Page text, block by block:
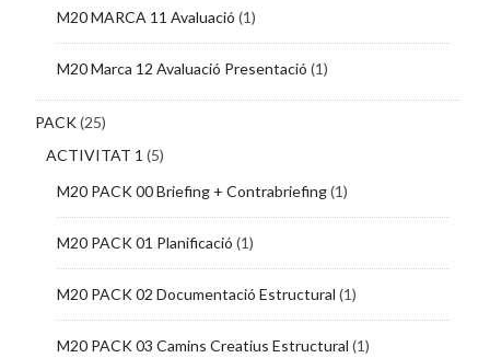
M20 MARCA 11 Avaluació (1)
M20 Marca 12 Avaluació Presentació (1)
PACK(25)
ACTIVITAT 1 (5)
M20 PACK 00 Briefing + Contrabriefing(1)
M20 PACK 01 Planificació (1)
M20 PACK 02 Documentació Estructural (1)
M20 PACK 03 Camins Creatius Estructural (1)